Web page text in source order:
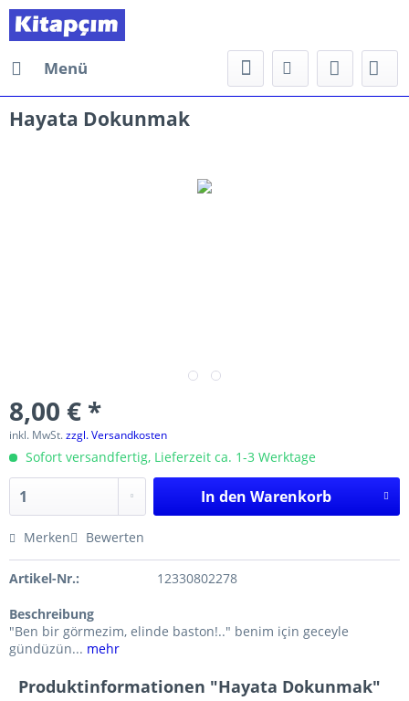
Menü
Hayata Dokunmak
8,00 € *
inkl. MwSt.zzgl. Versandkosten
Sofort versandfertig, Lieferzeit ca. 1-3 Werktage
In den Warenkorb
Merken Bewerten
Artikel-Nr.: 12330802278
Beschreibung
"Ben bir görmezim, elinde baston!.." benim için geceyle
gündüzün... mehr
Produktinformationen "Hayata Dokunmak"